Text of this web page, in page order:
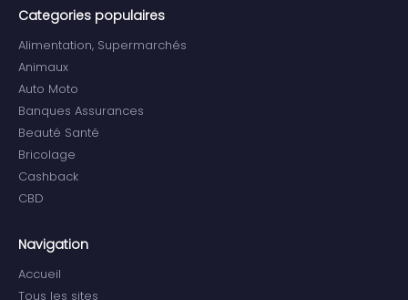
Categories populaires
Alimentation, Supermarchés
Animaux
Auto Moto
Banques Assurances
Beauté Santé
Bricolage
Cashback
CBD
Navigation
Accueil
Tous les sites